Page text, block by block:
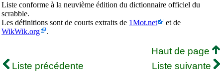
Liste conforme à la neuvième édition du dictionnaire officiel du
scrabble.
Les définitions sont de courts extraits de 1Mot.net
et de
WikWik.org
.
Haut de page
Liste précédente
Liste suivante